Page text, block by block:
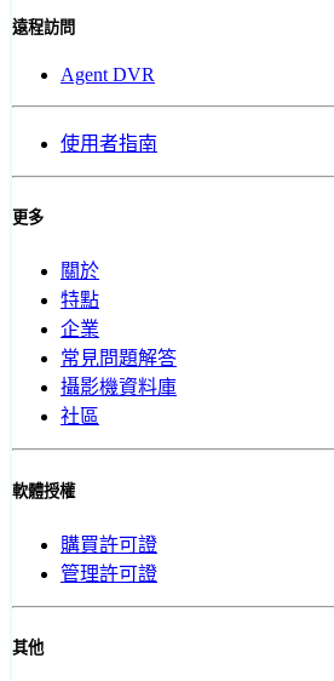
遠程訪問
Agent DVR
使用者指南
更多
關於
特點
企業
常見問題解答
攝影機資料庫
社區
軟體授權
購買許可證
管理許可證
其他